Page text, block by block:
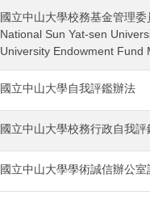
國立中山大學校務基金管理
National Sun Yat-sen
University Endowment Fund
國立中山大學自我評鑑辦法
國立中山大學校務行政自我評
國立中山大學學術誠信辦公